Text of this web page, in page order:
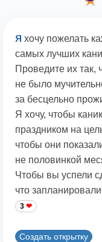
я хочу пожелать
самых лучших
Проведите их так,
не было
за бесцельно
Я хочу, чтобы
праздником на
чтобы они
не половинкой
Чтобы вы успели
что
3
Создать открытку